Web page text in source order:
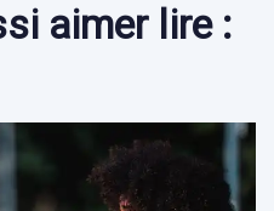
aimer lire :